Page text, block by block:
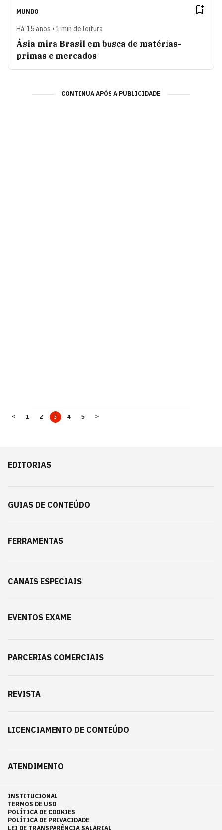
MUNDO
Há 15 anos • 1 min de leitura
Ásia mira Brasil em busca de matérias-
primas e mercados
CONTINUA APÓS A PUBLICIDADE
< 1 2 3 4 5 >
EDITORIAS
GUIAS DE CONTEÚDO
FERRAMENTAS
CANAIS ESPECIAIS
EVENTOS EXAME
PARCERIAS COMERCIAIS
REVISTA
LICENCIAMENTO DE CONTEÚDO
ATENDIMENTO
INSTITUCIONAL
TERMOS DE USO
POLÍTICA DE COOKIES
POLÍTICA DE PRIVACIDADE
LEI DE TRANSPARÊNCIA SALARIAL